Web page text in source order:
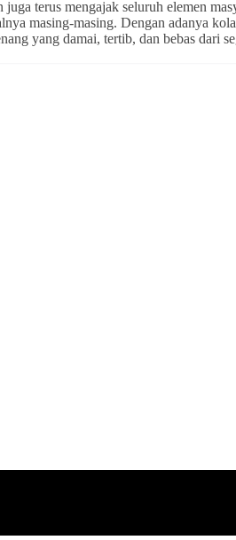
terus mengajak seluruh elemen
masing-masing. Dengan adanya
yang damai, tertib, dan bebas dari